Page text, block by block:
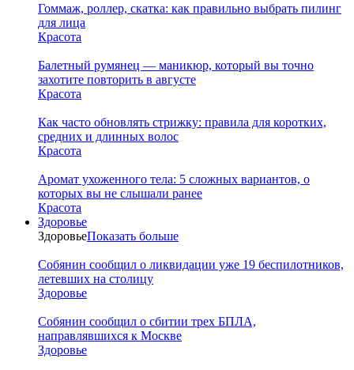
Гоммаж, роллер, скатка: как правильно выбрать пилинг
для лица
Красота
Балетный румянец — маникюр, который вы точно
захотите повторить в августе
Красота
Как часто обновлять стрижку: правила для коротких,
средних и длинных волос
Красота
Аромат ухоженного тела: 5 сложных вариантов, о
которых вы не слышали ранее
Красота
Здоровье
ЗдоровьеПоказать больше
Собянин сообщил о ликвидации уже 19 беспилотников,
летевших на столицу
Здоровье
Собянин сообщил о сбитии трех БПЛА,
направлявшихся к Москве
Здоровье